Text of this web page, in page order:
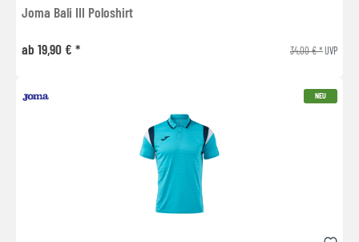
Joma Bali III Poloshirt
ab 19,90 € * 34,00 € *UVP
NEU